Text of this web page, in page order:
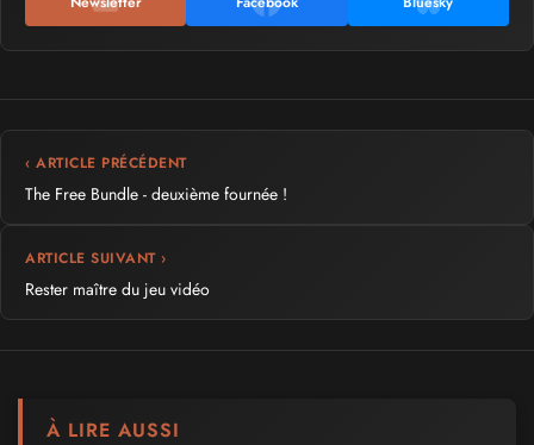
‹ ARTICLE PRÉCÉDENT
The Free Bundle - deuxième fournée !
ARTICLE SUIVANT ›
Rester maître du jeu vidéo
À LIRE AUSSI